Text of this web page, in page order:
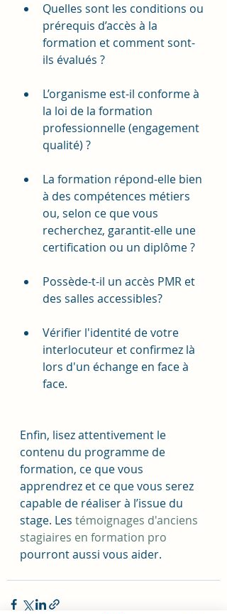
Quelles sont les conditions ou
prérequis d’accès à la
formation et comment sont-
ils évalués ?
L’organisme est-il conforme à
la loi de la formation
professionnelle (engagement
qualité) ?
La formation répond-elle bien
à des compétences métiers
ou, selon ce que vous
recherchez, garantit-elle une
certification ou un diplôme ?
Possède-t-il un accès PMR et
des salles accessibles?
Vérifier l'identité de votre
interlocuteur et confirmez là
lors d'un échange en face à
face.
Enfin, lisez attentivement le
contenu du programme de
formation, ce que vous
apprendrez et ce que vous serez
capable de réaliser à l’issue du
stage. Les témoignages d'anciens
stagiaires en formation pro
pourront aussi vous aider.